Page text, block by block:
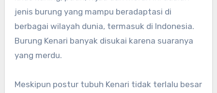
jenis burung yang mampu beradaptasi di
berbagai wilayah dunia, termasuk di Indonesia.
Burung Kenari banyak disukai karena suaranya
yang merdu.
Meskipun postur tubuh Kenari tidak terlalu besar